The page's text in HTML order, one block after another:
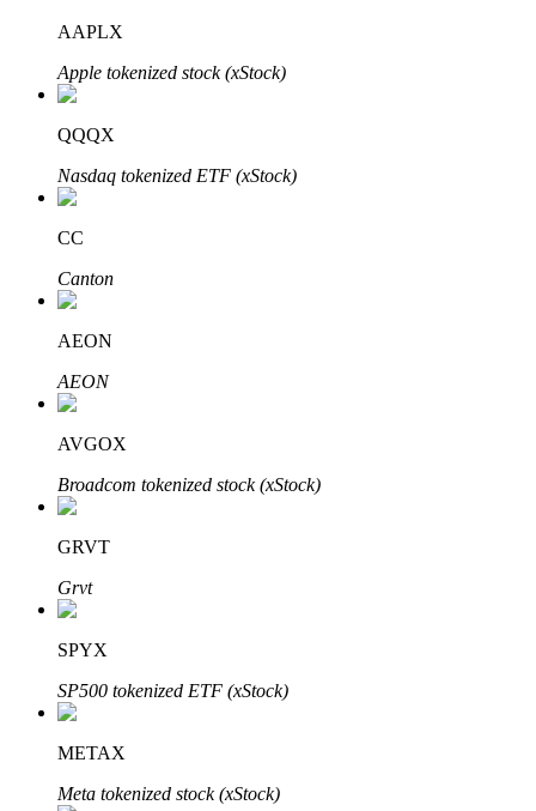
Investimento Automático
Obtenha lucro a longo prazo e interesses flexíveis
Aprenda a apostar
Aprenda como ganhar renda passiva
Bitrue
AI
Parceiros Bitrue
AAPLX
Apple tokenized stock (xStock)
QQQX
Nasdaq tokenized ETF (xStock)
CC
Canton
AEON
AEON
AVGOX
Broadcom tokenized stock (xStock)
GRVT
Grvt
SPYX
SP500 tokenized ETF (xStock)
METAX
Meta tokenized stock (xStock)